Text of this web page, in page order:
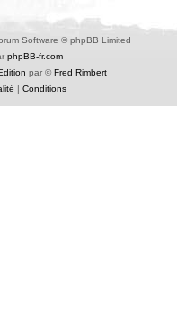
Software © phpBB Limited
phpBB-fr.com
par ©Fred Rimbert
| Conditions